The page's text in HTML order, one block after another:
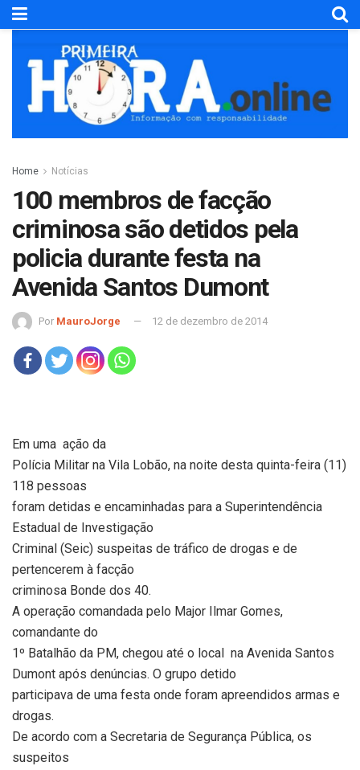
Home Notícias
100 membros de facção
criminosa são detidos pela
policia durante festa na
Avenida Santos Dumont
Por MauroJorge 12 de dezembro de 2014
Em uma ação da
Polícia Militar na Vila Lobão, na noite desta quinta-feira (11)
118 pessoas
foram detidas e encaminhadas para a Superintendência
Estadual de Investigação
Criminal (Seic) suspeitas de tráfico de drogas e de
pertencerem à facção
criminosa Bonde dos 40.
A operação comandada pelo Major Ilmar Gomes,
comandante do
1º Batalhão da PM, chegou até o local na Avenida Santos
Dumont após denúncias. O grupo detido
participava de uma festa onde foram apreendidos armas e
drogas.
De acordo com a Secretaria de Segurança Pública, os
suspeitos